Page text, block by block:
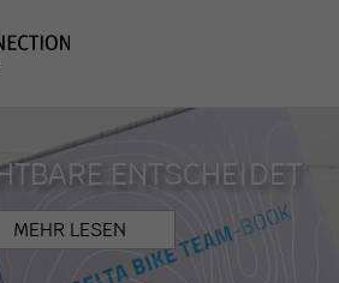
ENTSCHEIDET
MEHR LESEN